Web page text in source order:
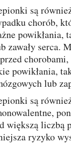
chorób,
powikłania,
zawały serca.
powikłania,
lub
większą liczbą
ryzyko